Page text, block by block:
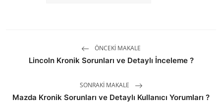
ÖNCEKI MAKALE
Lincoln Kronik Sorunları ve Detaylı İnceleme ?
SONRAKI MAKALE
Mazda Kronik Sorunları ve Detaylı Kullanıcı Yorumları ?